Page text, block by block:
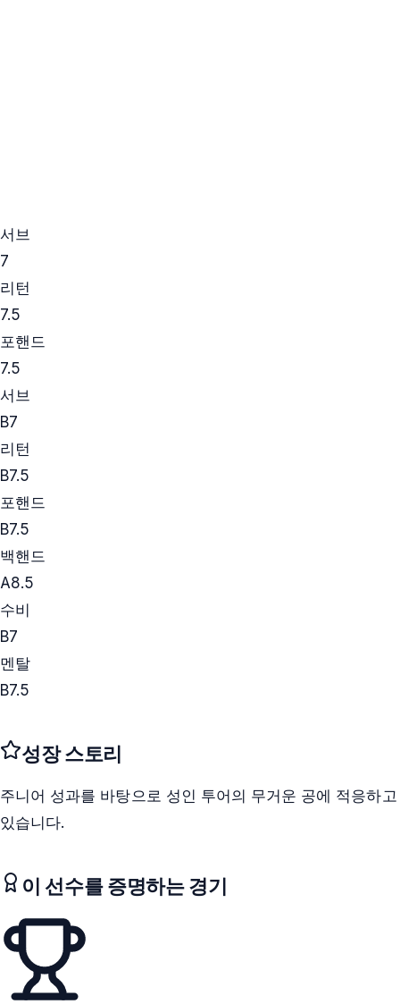
서브
7
리턴
7.5
포핸드
7.5
서브
B7
리턴
B7.5
포핸드
B7.5
백핸드
A8.5
수비
B7
멘탈
B7.5
성장 스토리
주니어 성과를 바탕으로 성인 투어의 무거운 공에 적응하고
있습니다.
이 선수를 증명하는 경기